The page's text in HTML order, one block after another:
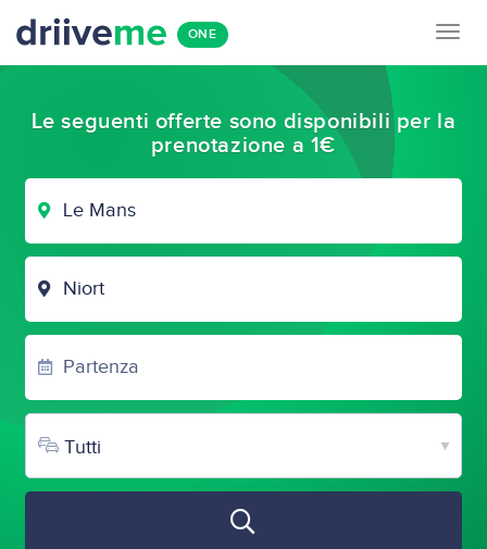
ONE
Le seguenti offerte sono disponibili per la
prenotazione a 1€